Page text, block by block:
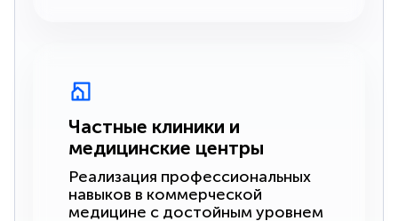
Частные клиники и
медицинские центры
Реализация профессиональных
навыков в коммерческой
медицине с достойным уровнем